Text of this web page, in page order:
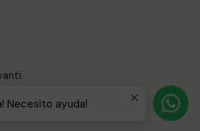
Necesito ayuda!